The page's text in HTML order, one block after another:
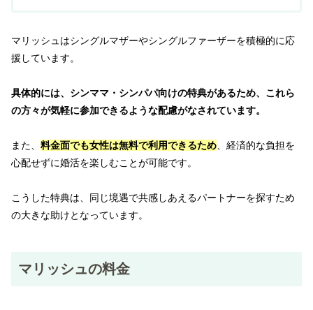
マリッシュはシングルマザーやシングルファーザーを積極的に応
援しています。
具体的には、シンママ・シンパパ向けの特典があるため、これら
の方々が気軽に参加できるような配慮がなされています。
また、 料金面でも女性は無料で利用できるため 、経済的な負担を
心配せずに婚活を楽しむことが可能です。
こうした特典は、同じ境遇で共感しあえるパートナーを探すため
の大きな助けとなっています。
マリッシュの料金